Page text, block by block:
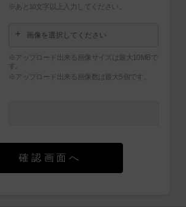
※あと 10 文字以上入力してください。
画像を選択してください
※アップロード出来る画像サイズは最大10MBで
す。
※アップロード出来る画像数は最大5個です。
確認画面へ